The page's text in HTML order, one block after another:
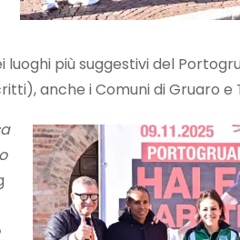
più suggestivi del
anche i Comuni di Gruaro e